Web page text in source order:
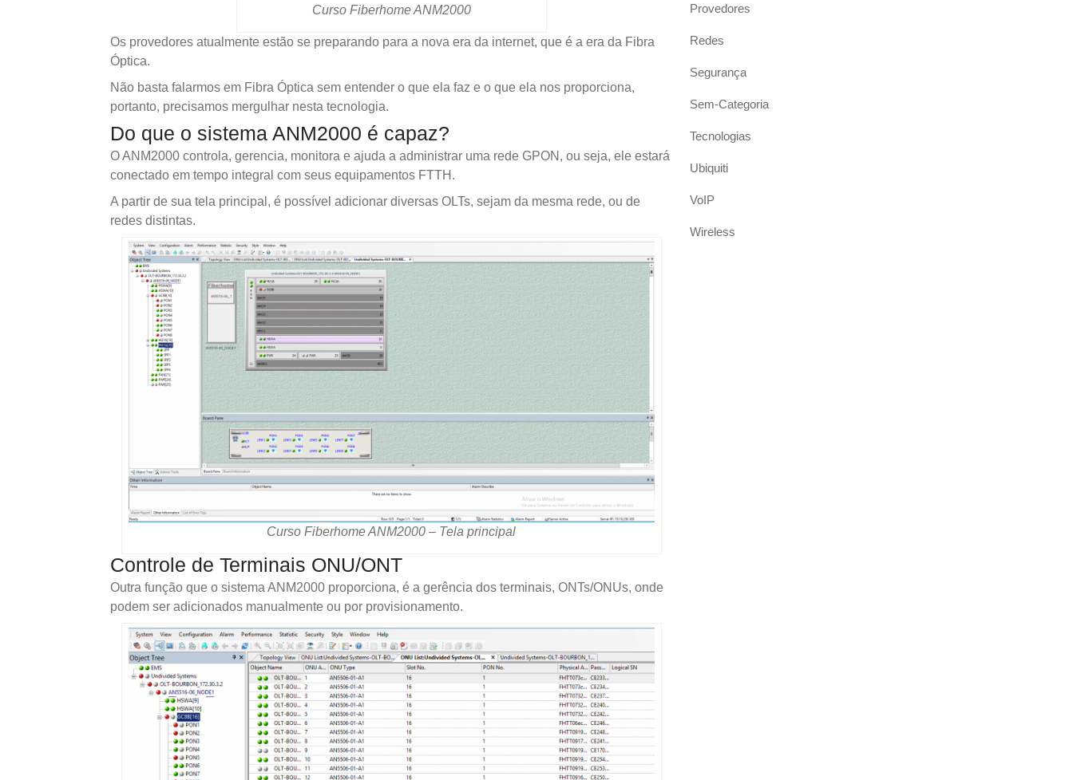
Curso Fiberhome ANM2000
Os provedores atualmente estão se preparando para a nova era da internet, que é a era da Fibra
Óptica.
Não basta falarmos em Fibra Óptica sem entender o que ela faz e o que ela nos proporciona,
portanto, precisamos mergulhar nesta tecnologia.
Do que o sistema ANM2000 é capaz?
O ANM2000 controla, gerencia, monitora e ajuda a administrar uma rede GPON, ou seja, ele estará
conectado em tempo integral com seus equipamentos FTTH.
A partir de sua tela principal, é possível adicionar diversas OLTs, sejam da mesma rede, ou de
redes distintas.
Curso Fiberhome ANM2000 – Tela principal
Controle de Terminais ONU/ONT
Outra função que o sistema ANM2000 proporciona, é a gerência dos terminais, ONTs/ONUs, onde
podem ser adicionados manualmente ou por provisionamento.
Provedores
Redes
Segurança
Sem-Categoria
Tecnologias
Ubiquiti
VoIP
Wireless